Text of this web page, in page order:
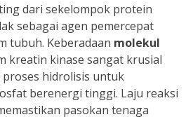
dari sekelompok protein
sebagai agen pemercepat
tubuh. Keberadaan molekul
kreatin kinase sangat krusial
proses hidrolisis untuk
berenergi tinggi. Laju reaksi
pasokan tenaga